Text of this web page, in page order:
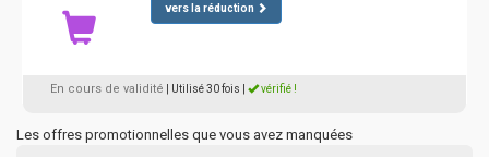
vers la réduction
En cours de validité | Utilisé 30 fois vérifié !
Les offres promotionnelles que vous avez manquées